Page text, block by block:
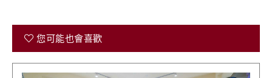
您可能也會喜歡